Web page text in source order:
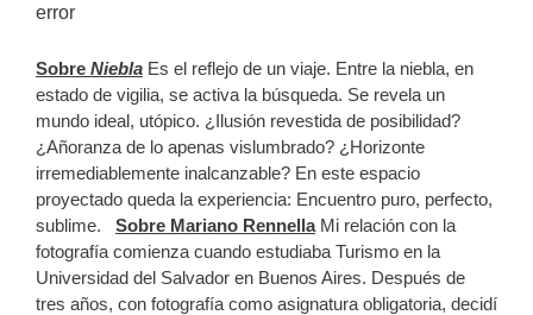
error
Sobre Niebla Es el reflejo de un viaje. Entre la niebla, en
estado de vigilia, se activa la búsqueda. Se revela un
mundo ideal, utópico. ¿Ilusión revestida de posibilidad?
¿Añoranza de lo apenas vislumbrado? ¿Horizonte
irremediablemente inalcanzable? En este espacio
proyectado queda la experiencia: Encuentro puro, perfecto,
sublime. Sobre Mariano RennellaMi relación con la
fotografía comienza cuando estudiaba Turismo en la
Universidad del Salvador en Buenos Aires. Después de
tres años, con fotografía como asignatura obligatoria, decidí